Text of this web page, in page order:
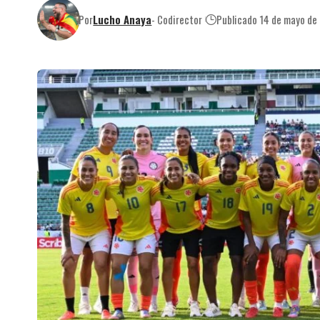
PorLucho Anaya- Codirector Publicado 14 de mayo